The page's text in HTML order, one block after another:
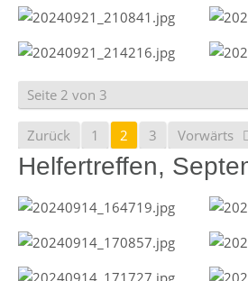
Seite 2 von 3
Zurück 1 2 3 Vorwärts
Helfertreffen,